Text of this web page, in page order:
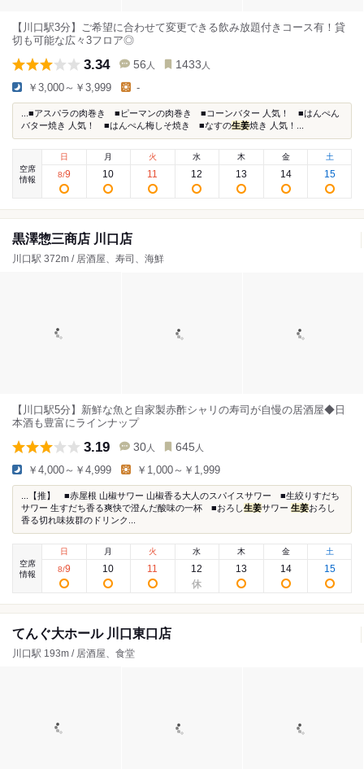
【川口駅3分】ご希望に合わせて変更できる飲み放題付きコース有！貸
切も可能な広々3フロア◎
3.34 56 人 1433 人
￥3,000～￥3,999 -
...■アスパラの肉巻き ■ピーマンの肉巻き ■コーンバター 人気！ ■はんぺん
バター焼き 人気！ ■はんぺん梅しそ焼き ■なすの生姜焼き 人気！...
空席
情報
日
8/9
月
10
火
11
水
12
木
13
金
14
土
15
黒澤惣三商店 川口店
川口駅 372m / 居酒屋、寿司、海鮮
【川口駅5分】新鮮な魚と自家製赤酢シャリの寿司が自慢の居酒屋◆日
本酒も豊富にラインナップ
3.19 30 人 645 人
￥4,000～￥4,999 ￥1,000～￥1,999
...【推】 ■赤屋根 山椒サワー 山椒香る大人のスパイスサワー ■生絞りすだち
サワー 生すだち香る爽快で澄んだ酸味の一杯 ■おろし生姜サワー 生姜おろし
香る切れ味抜群のドリンク...
空席
情報
日
8/9
月
10
火
11
水
12
木
13
金
14
土
15
てんぐ大ホール 川口東口店
川口駅 193m / 居酒屋、食堂